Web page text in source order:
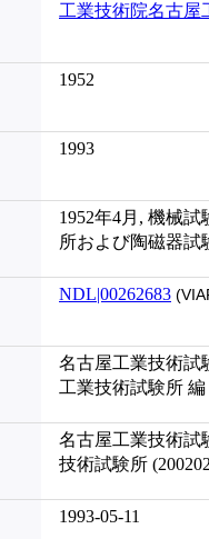
工業技術院名古屋
1952
1993
1952年4月, 機械
所および陶磁器試
NDL|00262683
名古屋工業技術試
工業技術試験所 編
名古屋工業技術
技術試験所
1993-05-11